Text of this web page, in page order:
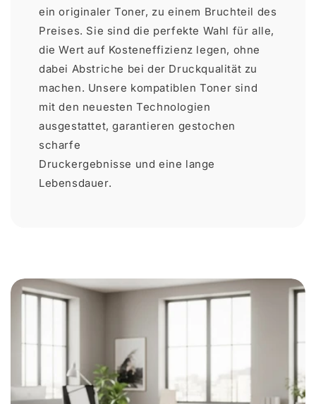
ein originaler Toner, zu einem Bruchteil des
Preises. Sie sind die perfekte Wahl für alle,
die Wert auf Kosteneffizienz legen, ohne
dabei Abstriche bei der Druckqualität zu
machen. Unsere kompatiblen Toner sind
mit den neuesten Technologien
ausgestattet, garantieren gestochen
scharfe
Druckergebnisse und eine lange
Lebensdauer.